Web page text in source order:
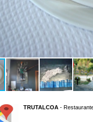
TRUTALCOA -